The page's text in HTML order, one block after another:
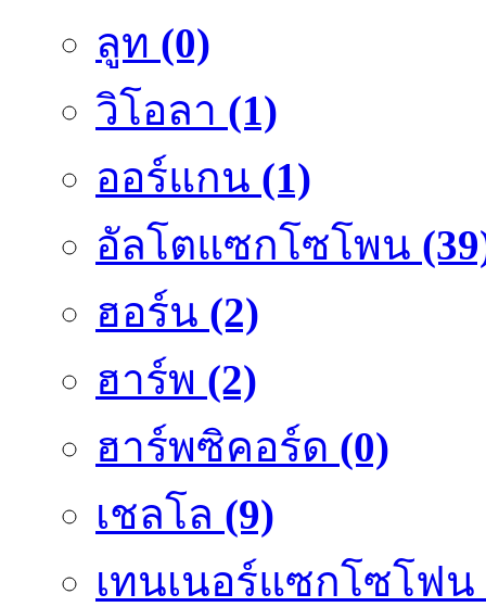
ลูท (0)
วิโอลา (1)
ออร์แกน (1)
อัลโตแซกโซโพน
ฮอร์น (2)
ฮาร์พ (2)
ฮาร์พซิคอร์ด (0)
เชลโล (9)
เทนเนอร์แซกโซโฟน